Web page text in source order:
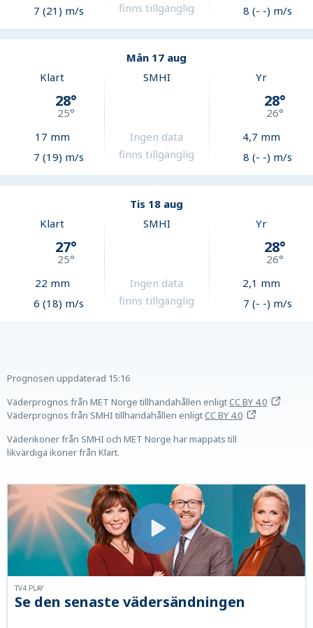
7 (21) m/s
finns tillgänglig
8 (- -) m/s
Mån 17 aug
Klart
28°
25°
17 mm
7 (19) m/s
SMHI
Ingen data
finns tillgänglig
Yr
28°
26°
4,7 mm
8 (- -) m/s
Tis 18 aug
Klart
27°
25°
22 mm
6 (18) m/s
SMHI
Ingen data
finns tillgänglig
Yr
28°
26°
2,1 mm
7 (- -) m/s
Prognosen uppdaterad 15:16
Väderprognos från MET Norge tillhandahållen enligtCC BY 4.0
Väderprognos från SMHI tillhandahållen enligtCC BY 4.0
Väderikoner från SMHI och MET Norge har mappats till
likvärdiga ikoner från Klart.
Se den senaste vädersändningen
TV4 PLAY